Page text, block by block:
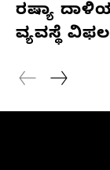
ರಷ್ಯಾ
ವ್ಯವಸ್ಥೆ